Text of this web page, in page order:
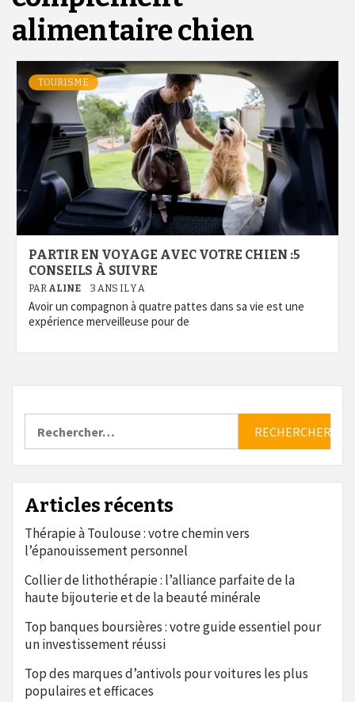
alimentaire chien
TOURISME
PARTIR EN VOYAGE AVEC VOTRE CHIEN :5
CONSEILS À SUIVRE
PAR ALINE 3 ANS IL Y A
Avoir un compagnon à quatre pattes dans sa vie est une
expérience merveilleuse pour de
Articles récents
Thérapie à Toulouse : votre chemin vers
l’épanouissement personnel
Collier de lithothérapie : l’alliance parfaite de la
haute bijouterie et de la beauté minérale
Top banques boursières : votre guide essentiel pour
un investissement réussi
Top des marques d’antivols pour voitures les plus
populaires et efficaces